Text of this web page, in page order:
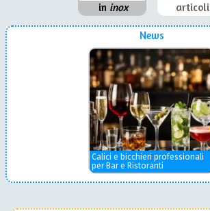
in inox articoli
News
Calici e bicchieri professionali
per Bar e Ristoranti